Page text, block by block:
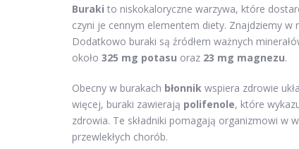
Buraki to niskokaloryczne warzywa, które
czyni je cennym elementem diety. Znajdziemy w
Dodatkowo buraki są źródłem ważnych
około 325 mg potasu oraz 23 mg magnezu.
Obecny w burakach błonnik wspiera zdrowie
więcej, buraki zawierają polifenole, które
zdrowia. Te składniki pomagają organizmowi w
przewlekłych chorób.